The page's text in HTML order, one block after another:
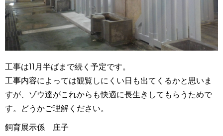
工事は11月半ばまで続く予定です。
工事内容によっては観覧しにくい日も出てくるかと思いま
すが、ゾウ達がこれからも快適に長生きしてもらうためで
す。どうかご理解ください。
飼育展示係 庄子